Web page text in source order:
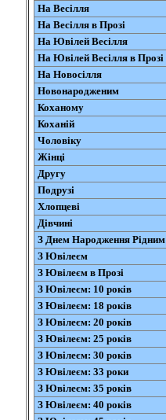
На Весілля
На Весілля в Прозі
На Ювілей Весілля
На Ювілей Весілля в Прозі
На Новосілля
Новонародженим
Коханому
Коханій
Чоловіку
Жінці
Другу
Подрузі
Хлопцеві
Дівчині
З Днем Народження Рідним
З Ювілеєм
З Ювілеєм в Прозі
З Ювілеєм: 10 років
З Ювілеєм: 18 років
З Ювілеєм: 20 років
З Ювілеєм: 25 років
З Ювілеєм: 30 років
З Ювілеєм: 33 роки
З Ювілеєм: 35 років
З Ювілеєм: 40 років